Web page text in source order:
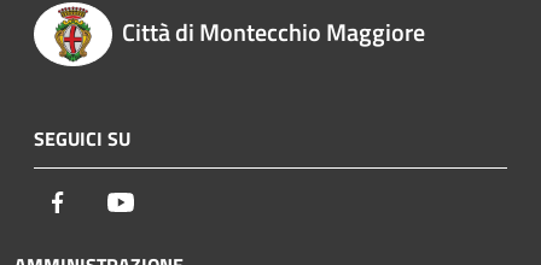
Città di Montecchio Maggiore
SEGUICI SU
Facebook